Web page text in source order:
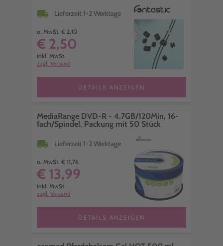
local_shipping Lieferzeit 1-2 Werktage
o. MwSt. € 2,10
€ 2,50
inkl. MwSt.
zzgl. Versand
DETAILS ANZEIGEN
MediaRange DVD-R - 4.7GB/120Min, 16-
fach/Spindel, Packung mit 50 Stück
local_shipping Lieferzeit 1-2 Werktage
o. MwSt. € 11,76
€ 13,99
inkl. MwSt.
zzgl. Versand
DETAILS ANZEIGEN